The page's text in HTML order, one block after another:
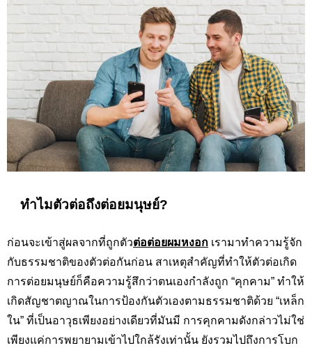
ทำไมตัวต่อถึงต่อยมนุษย์?
ก่อนจะเข้าสู่ผลจากที่ถูกตัวต่อต่อยผมหงอก เรามาทำความรู้จัก
กับธรรมชาติของตัวต่อกันก่อน สาเหตุสำคัญที่ทำให้ตัวต่อเกิด
การต่อยมนุษย์ก็คือความรู้สึกว่าตนเองกำลังถูก “คุกคาม” ทำให้
เกิดสัญชาตญาณในการป้องกันตัวเองตามธรรมชาติด้วย “เหล็ก
ใน” ที่เป็นอาวุธเพียงอย่างเดียวที่มันมี การคุกคามดังกล่าวไม่ใช่
เพียงแค่การพยายามเข้าไปใกล้รังเท่านั้น ยังรวมไปถึงการโบก